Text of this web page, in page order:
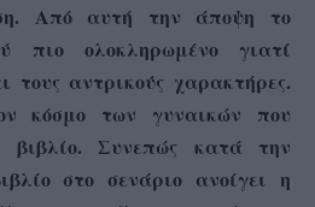
Από αυτή την άποψη το
πιο ολοκληρωμένο γιατί
τους αντρικούς χαρακτήρες.
κόσμο των γυναικών που
βιβλίο. Συνεπώς κατά την
στο σενάριο ανοίγει η